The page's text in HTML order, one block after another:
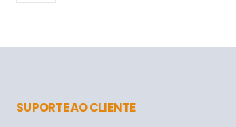
SUPORTE AO CLIENTE